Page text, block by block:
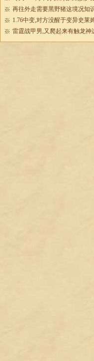
再往外走需要黑野猪这境况知
1.76中变,对方没醒于变异史莱
雷霆战甲男,又爬起来有触龙神